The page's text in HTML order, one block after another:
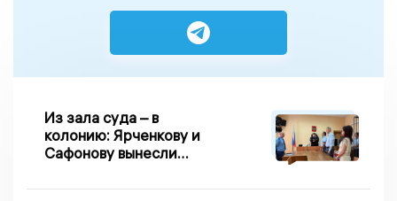
Из зала суда – в
колонию: Ярченкову и
Сафонову вынесли
взятке